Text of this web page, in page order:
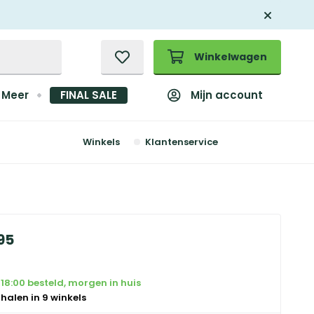
Winkelwagen
Meer FINAL SALE Mijn account
Winkels Klantenservice
besteld, morgen in huis
in 9 winkels